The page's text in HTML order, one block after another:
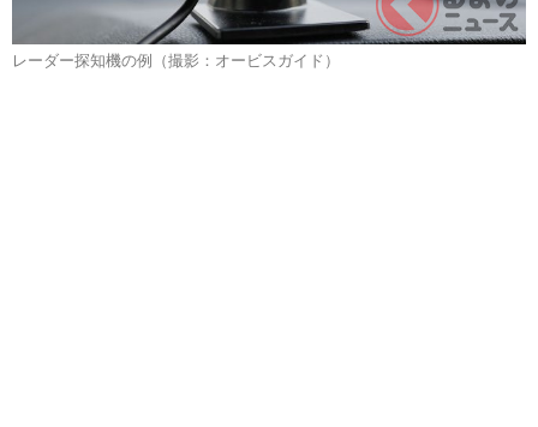
レーダー探知機の例（撮影：オービスガイド）